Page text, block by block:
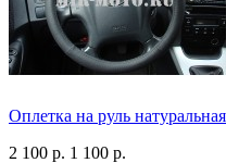
Оплетка на руль
2 100 р. 1 100 р.